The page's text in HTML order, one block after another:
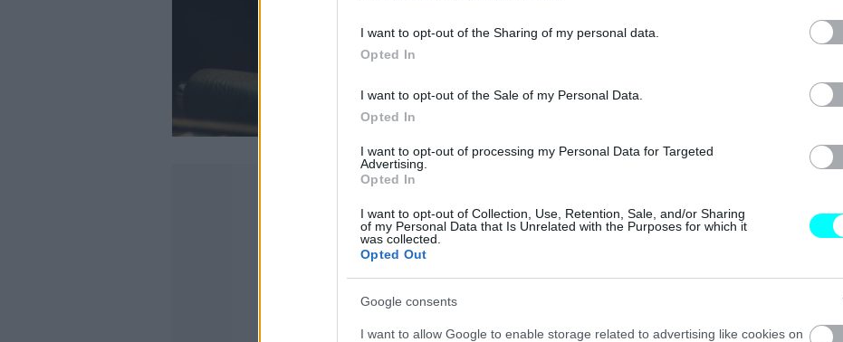
I want to opt-out of the Sharing of my personal data.
Opted In
I want to opt-out of the Sale of my Personal Data.
Opted In
I want to opt-out of processing my Personal Data for Targeted
Advertising.
Opted In
I want to opt-out of Collection, Use, Retention, Sale, and/or Sharing
of my Personal Data that Is Unrelated with the Purposes for which it
was collected.
Opted Out
Google consents
I want to allow Google to enable storage related to advertising like cookies on